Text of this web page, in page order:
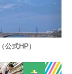
公式HP）